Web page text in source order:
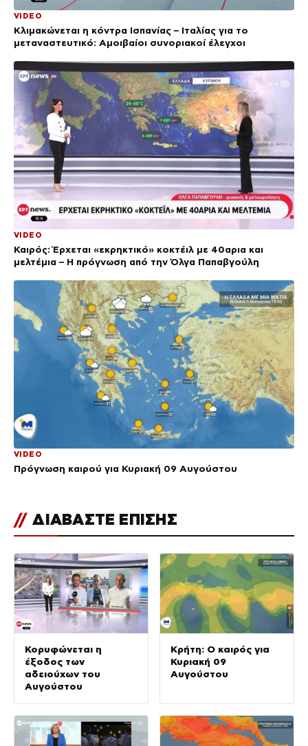
VIDEO
Κλιμακώνεται η κόντρα Ισπανίας – Ιταλίας για το
μεταναστευτικό: Αμοιβαίοι συνοριακοί έλεγχοι
VIDEO
Καιρός: Έρχεται «εκρηκτικό» κοκτέιλ με 40αρια και
μελτέμια – Η πρόγνωση από την Όλγα Παπαβγούλη
VIDEO
Πρόγνωση καιρού για Κυριακή 09 Αυγούστου
// ΔΙΑΒΑΣΤΕ ΕΠΙΣΗΣ
Κορυφώνεται η
έξοδος των
αδειούχων του
Αυγούστου
Κρήτη: Ο καιρός για
Κυριακή 09
Αυγούστου